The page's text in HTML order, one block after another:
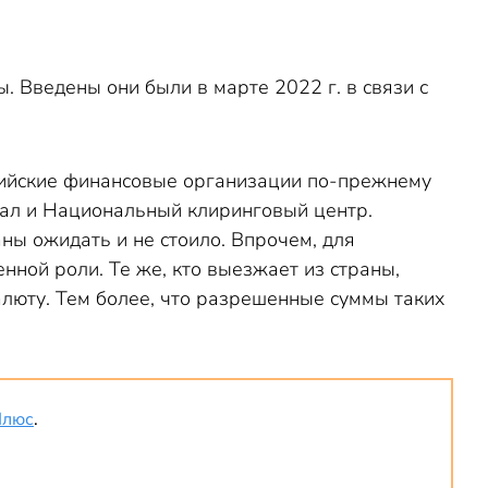
Введены они были в марте 2022 г. в связи с
финансовые организации по-прежнему
и Национальный клиринговый центр.
ожидать и не стоило. Впрочем, для
роли. Те же, кто выезжает из страны,
Тем более, что разрешенные суммы таких
.